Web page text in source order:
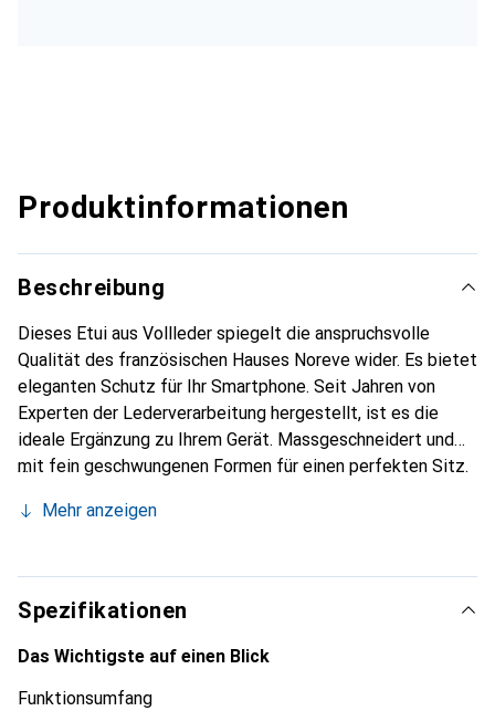
Produktinformationen
Beschreibung
Dieses Etui aus Vollleder spiegelt die anspruchsvolle
Qualität des französischen Hauses Noreve wider. Es bietet
eleganten Schutz für Ihr Smartphone. Seit Jahren von
Experten der Lederverarbeitung hergestellt, ist es die
ideale Ergänzung zu Ihrem Gerät. Massgeschneidert und
mit fein geschwungenen Formen für einen perfekten Sitz.
Smartphone. Die Marke Noreve ist international für ihre
für den anspruchsvollen Kunden.
Mehr anzeigen
Spezifikationen
Das Wichtigste auf einen Blick
Funktionsumfang